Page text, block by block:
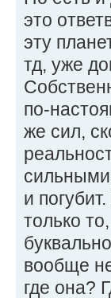
это
эту
тд, уже
по-
же сил,
и
только
вообще
где она?